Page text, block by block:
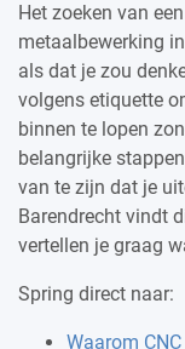
Het zoeken van
metaalbewerking
als dat je zou
volgens etiquette
binnen te lopen
belangrijke
van te zijn dat je
Barendrecht vindt
vertellen je graag
Spring direct naar:
Waarom